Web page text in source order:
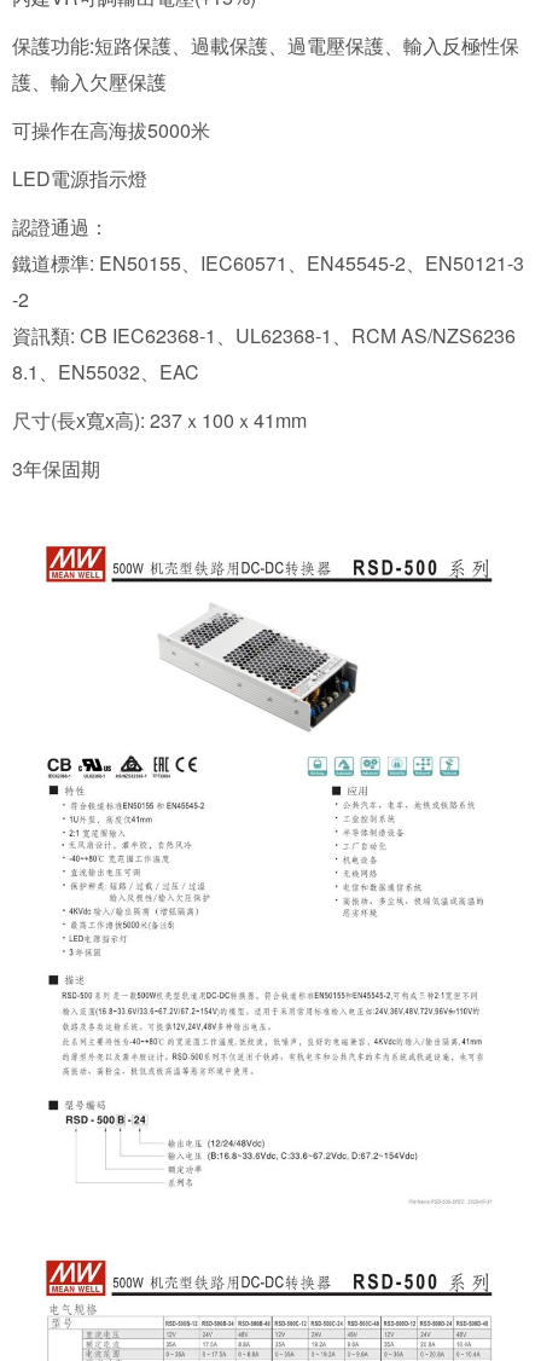
保護功能:短路保護、過載保護、過電壓保護、輸入反極性保
護、輸入欠壓保護
可操作在高海拔5000米
LED電源指示燈
認證通過：
鐵道標準: EN50155、IEC60571、EN45545-2、EN50121-3
-2
資訊類: CB IEC62368-1、UL62368-1、RCM AS/NZS6236
8.1、EN55032、EAC
尺寸(長x寬x高): 237ｘ100ｘ41mm
3年保固期